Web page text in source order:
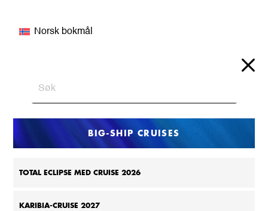
Norsk bokmål
BIG-SHIP CRUISES
TOTAL ECLIPSE MED CRUISE 2026
KARIBIA-CRUISE 2027